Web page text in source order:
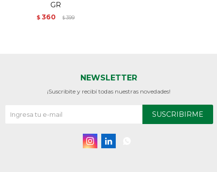
GR
$ 360 $399
NEWSLETTER
¡Suscribite y recibí todas nuestras novedades!
SUSCRIBIRME
 